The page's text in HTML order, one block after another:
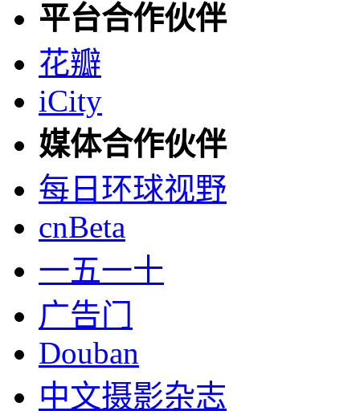
平台合作伙伴
花瓣
iCity
媒体合作伙伴
每日环球视野
cnBeta
一五一十
广告门
Douban
中文摄影杂志